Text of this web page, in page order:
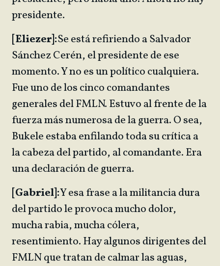
presidente.
[Eliezer]:Se está refiriendo a Salvador
Sánchez Cerén, el presidente de ese
momento. Y no es un político cualquiera.
Fue uno de los cinco comandantes
generales del FMLN. Estuvo al frente de la
fuerza más numerosa de la guerra. O sea,
Bukele estaba enfilando toda su crítica a
la cabeza del partido, al comandante. Era
una declaración de guerra.
[Gabriel]:Y esa frase a la militancia dura
del partido le provoca mucho dolor,
mucha rabia, mucha cólera,
resentimiento. Hay algunos dirigentes del
FMLN que tratan de calmar las aguas,